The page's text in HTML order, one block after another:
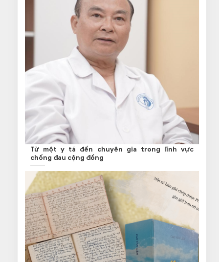
Từ một y tá đến chuyên gia trong lĩnh vực
chống đau cộng đồng